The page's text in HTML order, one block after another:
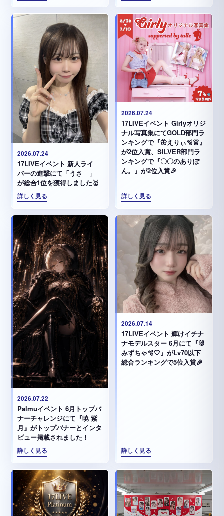
2026.07.24
17LIVEイベント 新人ライ
バーの進撃にて「うさ__」
が総合1位を獲得しました🥇
詳しく見る
2026.07.24
17LIVEイベント Girlyオリジ
ナル写真集にてGOLD部門ラ
ンキングで『🦋えりぃ🫧👗』
が2位入賞、SILVER部門ラ
ンキングで『〇〇のありぽ
ん。』が2位入賞🎉
詳しく見る
2026.07.22
Palmuイベント 6月トップバ
ナーチャレンジにて『暁 紫
月』がトップバナーとインタ
ビュー掲載されました！
詳しく見る
2026.07.14
17LIVEイベント 輝けイチナ
ナモデルスター 6月にて『🐰
みずちゃ️🫧🤍』がLv70以下
総合ランキングで5位入賞🎉
詳しく見る